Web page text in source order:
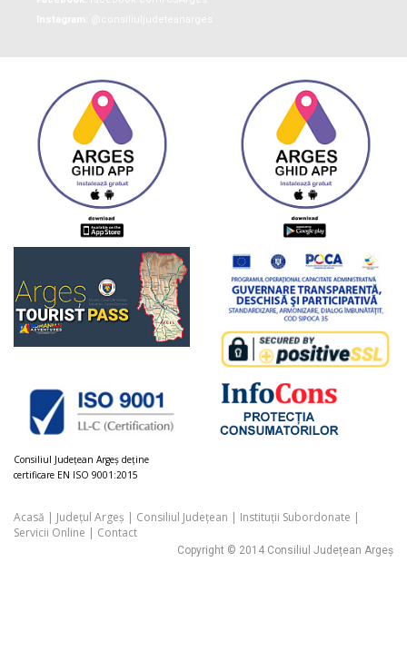
Consiliul Judeţean Argeș deţine
certificare EN ISO 9001:2015
Acasă | Județul Argeș | Consiliul Județean | Instituții Subordonate |
Servicii Online | Contact
Copyright © 2014 Consiliul Județean Argeș